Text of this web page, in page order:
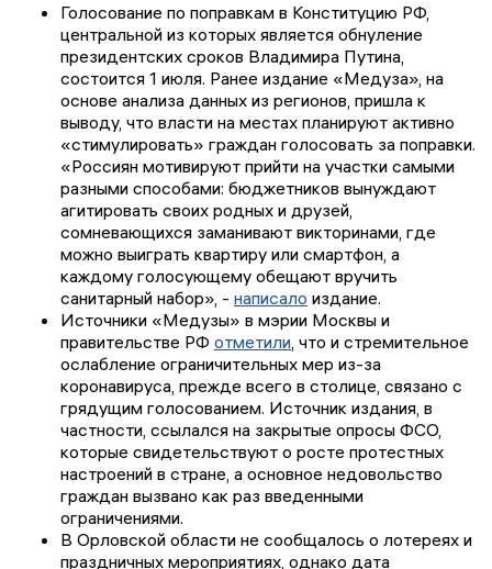
Голосование по поправкам в Конституцию РФ,
центральной из которых является обнуление
президентских сроков Владимира Путина,
состоится 1 июля. Ранее издание «Медуза», на
основе анализа данных из регионов, пришла к
выводу, что власти на местах планируют активно
«стимулировать» граждан голосовать за поправки.
«Россиян мотивируют прийти на участки самыми
разными способами: бюджетников вынуждают
агитировать своих родных и друзей,
сомневающихся заманивают викторинами, где
можно выиграть квартиру или смартфон, а
каждому голосующему обещают вручить
санитарный набор», - написало издание.
Источники «Медузы» в мэрии Москвы и
правительстве РФ отметили, что и стремительное
ослабление ограничительных мер из-за
коронавируса, прежде всего в столице, связано с
грядущим голосованием. Источник издания, в
частности, ссылался на закрытые опросы ФСО,
которые свидетельствуют о росте протестных
настроений в стране, а основное недовольство
граждан вызвано как раз введенными
ограничениями.
В Орловской области не сообщалось о лотереях и
праздничных мероприятиях, однако дата